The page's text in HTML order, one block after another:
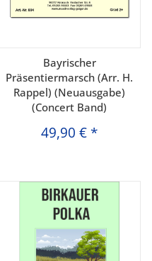
Bayrischer
Präsentiermarsch (Arr. H.
Rappel) (Neuausgabe)
(Concert Band)
49,90 € *